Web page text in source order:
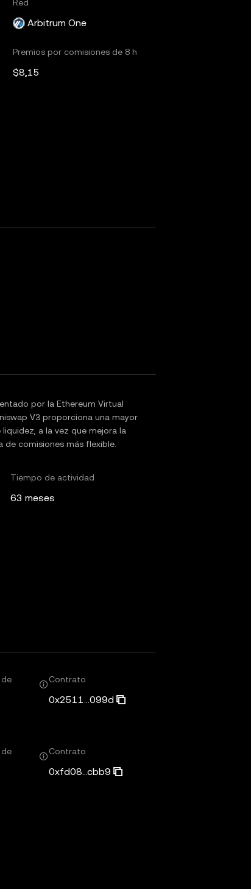
Red
Arbitrum One
Premios por comisiones de 8 h
$8,15
por la Ethereum Virtual
V3 proporciona una mayor
a la vez que mejora la
comisiones más flexible.
Tiempo de actividad
63 meses
Paradigm, Variant Fund, SV Angel
Contrato
0x2511...099d
Contrato
0xfd08...cbb9